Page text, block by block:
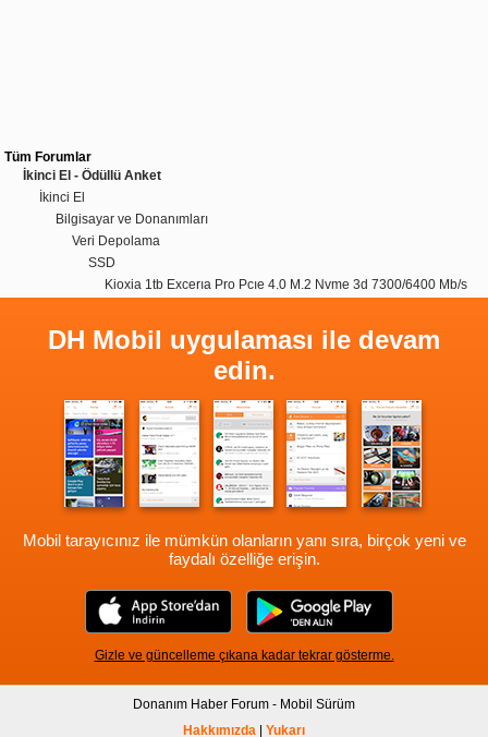
Tüm Forumlar
İkinci El - Ödüllü Anket
İkinci El
Bilgisayar ve Donanımları
Veri Depolama
SSD
Kioxia 1tb Excerıa Pro Pcıe 4.0 M.2 Nvme 3d 7300/6400 Mb/s
DH Mobil uygulaması ile devam
edin.
Mobil tarayıcınız ile mümkün olanların yanı sıra, birçok yeni ve
faydalı özelliğe erişin.
Gizle ve güncelleme çıkana kadar tekrar gösterme.
Donanım Haber Forum - Mobil Sürüm
Hakkımızda | Yukarı